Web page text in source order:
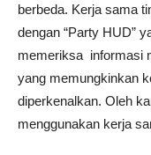
berbeda. Kerja sama
dengan “Party HUD”
memeriksa informasi
yang memungkinkan
diperkenalkan. Oleh
menggunakan kerja